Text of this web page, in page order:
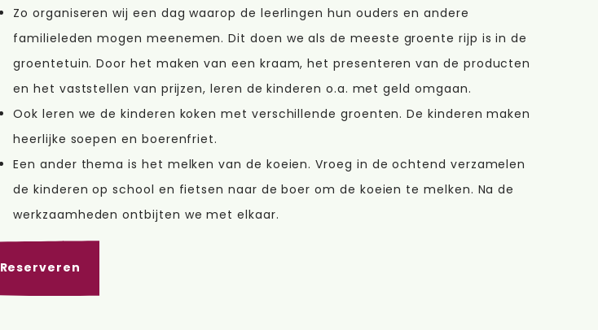
Zo organiseren wij een dag waarop de leerlingen hun ouders en andere
familieleden mogen meenemen. Dit doen we als de meeste groente rijp is in de
groentetuin. Door het maken van een kraam, het presenteren van de producten
en het vaststellen van prijzen, leren de kinderen o.a. met geld omgaan.
Ook leren we de kinderen koken met verschillende groenten. De kinderen maken
heerlijke soepen en boerenfriet.
Een ander thema is het melken van de koeien. Vroeg in de ochtend verzamelen
de kinderen op school en fietsen naar de boer om de koeien te melken. Na de
werkzaamheden ontbijten we met elkaar.
Reserveren